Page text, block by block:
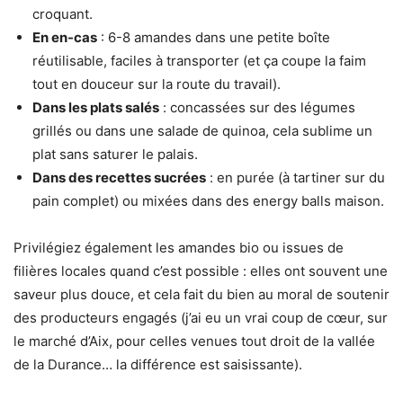
croquant.
En en-cas : 6-8 amandes dans une petite boîte
réutilisable, faciles à transporter (et ça coupe la faim
tout en douceur sur la route du travail).
Dans les plats salés : concassées sur des légumes
grillés ou dans une salade de quinoa, cela sublime un
plat sans saturer le palais.
Dans des recettes sucrées : en purée (à tartiner sur du
pain complet) ou mixées dans des energy balls maison.
Privilégiez également les amandes bio ou issues de
filières locales quand c’est possible : elles ont souvent une
saveur plus douce, et cela fait du bien au moral de soutenir
des producteurs engagés (j’ai eu un vrai coup de cœur, sur
le marché d’Aix, pour celles venues tout droit de la vallée
de la Durance… la différence est saisissante).